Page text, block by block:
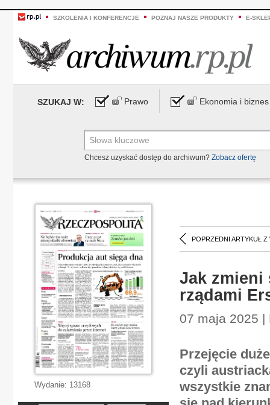
SZKOLENIA I KONFERENCJE POZNAJ NASZE PRODUKTY E-
SZUKAJ W: Prawo Ekonomia i biznes
Chcesz uzyskać dostęp do archiwum? Zobacz ofertę
POPRZEDNI ARTYKUŁ Z
Jak zmieni
rządami
07 maja 2025 |
Przejęcie
czyli
wszystkie
Wydanie: 13168